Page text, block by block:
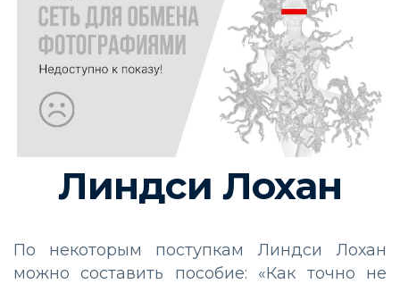
Линдси Лохан
По некоторым поступкам Линдси Лохан
можно составить пособие: «Как точно не